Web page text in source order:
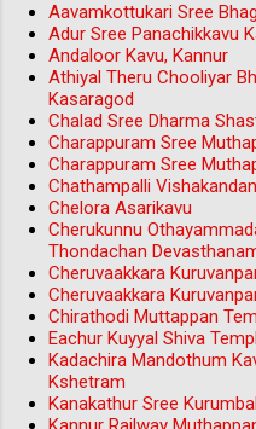
Aavamkottukari Sree
Adur Sree Panachikkavu
Andaloor Kavu, Kannur
Athiyal Theru Chooliyar
Kasaragod
Chalad Sree Dharma
Charappuram Sree
Charappuram Sree
Chathampalli
Chelora Asarikavu
Cherukunnu
Thondachan
Cheruvaakkara
Cheruvaakkara
Chirathodi Muttappan
Eachur Kuyyal Shiva
Kadachira Mandothum
Kshetram
Kanakathur Sree